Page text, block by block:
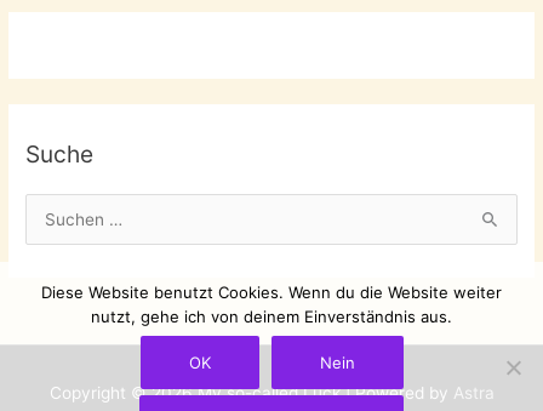
Suche
u
Copyright © 2026My so-called Luck| Powered by Astra
Diese Website benutzt Cookies. Wenn du die Website weiter
nutzt, gehe ich von deinem Einverständnis aus.
OK Nein